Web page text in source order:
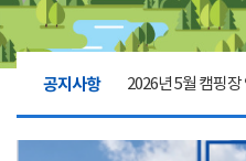
공지사항 2026년 5월 캠핑장
캠핑장(9월1일~6